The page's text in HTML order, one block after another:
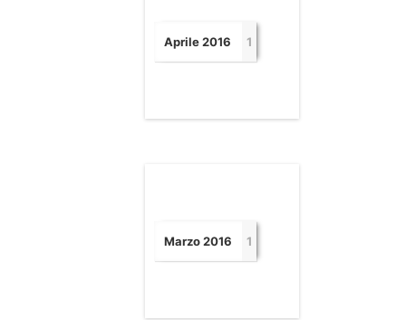
Aprile 2016 1
Marzo 2016 1